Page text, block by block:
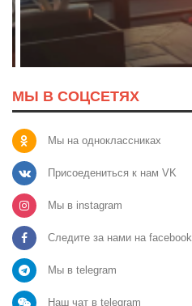
МЫ В СОЦСЕТЯХ
Мы на одноклассниках
Присоедениться к нам VK
Мы в instagram
Следите за нами на facebook
Мы в telegram
Наш чат в telegram